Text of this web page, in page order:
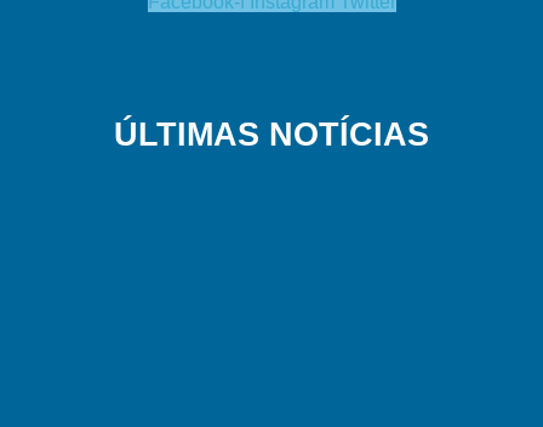
ÚLTIMAS NOTÍCIAS